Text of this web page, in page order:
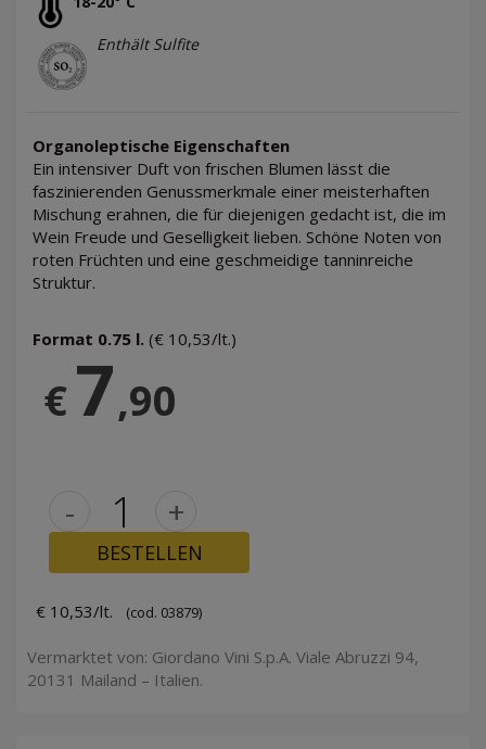
Enthält Sulfite
Organoleptische Eigenschaften
Ein intensiver Duft von frischen Blumen lässt die
faszinierenden Genussmerkmale einer meisterhaften
Mischung erahnen, die für diejenigen gedacht ist, die im
Wein Freude und Geselligkeit lieben. Schöne Noten von
roten Früchten und eine geschmeidige tanninreiche
Struktur.
Format 0.75 l. (€ 10,53/lt.)
€7,90
- +
BESTELLEN
€ 10,53/lt. (cod. 03879)
Vermarktet von: Giordano Vini S.p.A. Viale Abruzzi 94,
20131 Mailand – Italien.